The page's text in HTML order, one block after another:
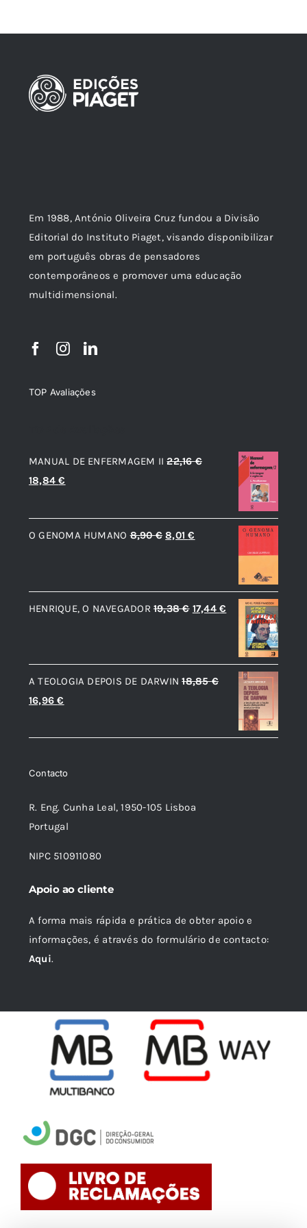
Em 1988, António Oliveira Cruz fundou a Divisão
Editorial do Instituto Piaget, visando disponibilizar
em português obras de pensadores
contemporâneos e promover uma educação
multidimensional.
TOP Avaliações
MANUAL DE ENFERMAGEM II 22,16€
O
original
era:
18,84€
atual
é:
O GENOMA HUMANO 8,90€ O
era:
8,90 €.
8,01€
é:
8,01 €.
HENRIQUE, O NAVEGADOR 19,38€ O
era:
19,38 €.
17,44€
preço
atual
é:
17,44 €.
A TEOLOGIA DEPOIS DE DARWIN 18,85€
O
original
18,85 €.
16,96€
atual
16,96 €.
Contacto
R. Eng. Cunha Leal, 1950-105 Lisboa
Portugal
NIPC 510911080
Apoio ao cliente
A forma mais rápida e prática de obter apoio e
informações, é através do formulário de contacto:
Aqui.